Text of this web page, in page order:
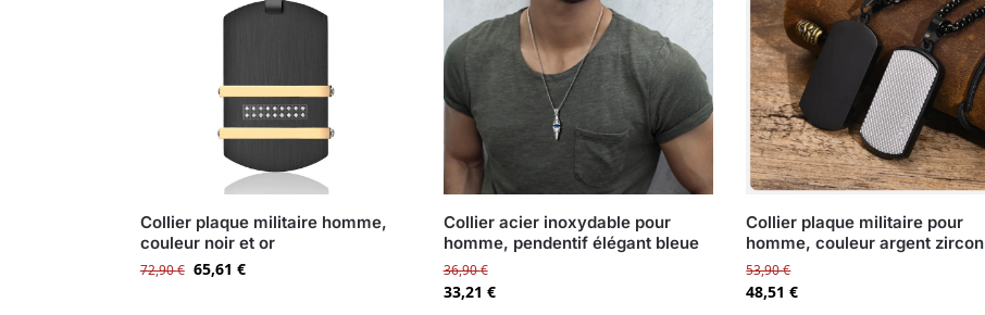
Collier plaque militaire homme,
couleur noir et or
72,90€ 65,61 €
Collier acier inoxydable pour
homme, pendentif élégant bleue
36,90€
33,21 €
Collier plaque militaire pour
homme, couleur argent zircon
53,90€
48,51€